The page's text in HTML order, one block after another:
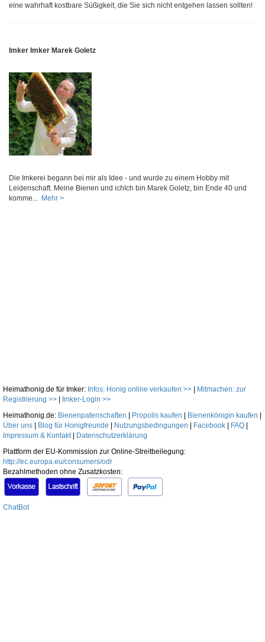
eine wahrhaft kostbare Süßigkeit, die Sie sich nicht entgehen lassen sollten!
Imker Imker Marek Goletz
Die Imkerei begann bei mir als Idee - und wurde zu einem Hobby mit
Leidenschaft. Meine Bienen und ichIch bin Marek Goletz, bin Ende 40 und
komme... Mehr >
Heimathonig.de für Imker: Infos: Honig online verkaufen >>
Mitmachen: zur
Registrierung >>
Imker-Login >>
Heimathonig.de: Bienenpatenschaften Propolis kaufen Bienenkönigin kaufen
Über uns
Blog für Honigfreunde Nutzungsbedingungen Facebook FAQ
Impressum & Kontakt|
Datenschutzerklärung
Plattform der EU-Kommission zur Online-Streitbeilegung:
http://ec.europa.eu/consumers/odr
Bezahlmethoden ohne Zusatzkosten:
ChatBot